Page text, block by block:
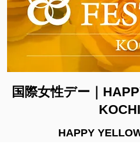
国際女性デー｜
KOCHI
HAPPY